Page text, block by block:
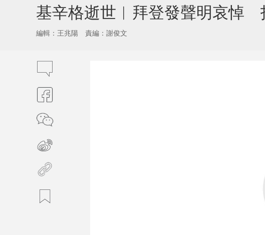
基辛格逝世︱拜登發聲明哀悼
編輯：王兆陽 責編：謝俊文